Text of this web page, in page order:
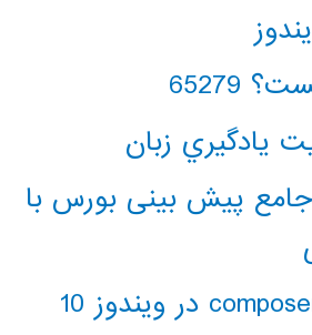
يادگيري زبان
پیش بینی بورس با